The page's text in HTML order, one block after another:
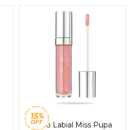
Brillo Labial Miss Pupa